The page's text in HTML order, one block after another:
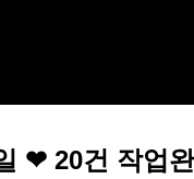
❤ 20건 작업